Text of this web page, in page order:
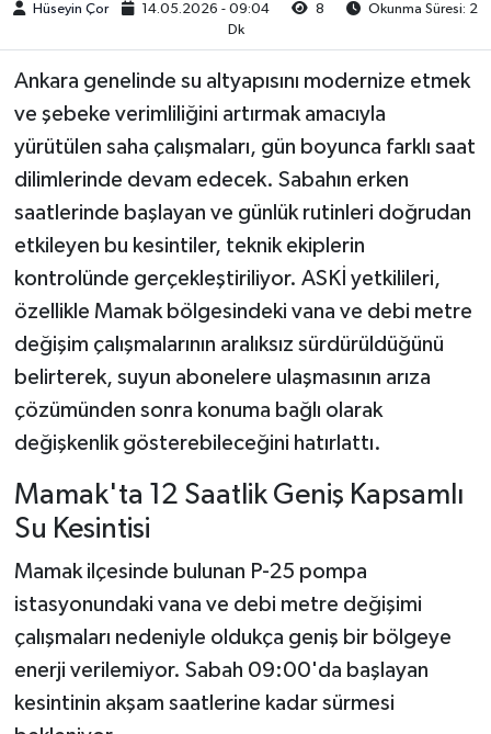
Hüseyin Çor 14.05.2026 - 09:04 8
Okunma Süresi: 2
Dk
Ankara genelinde su altyapısını modernize etmek
ve şebeke verimliliğini artırmak amacıyla
yürütülen saha çalışmaları, gün boyunca farklı saat
dilimlerinde devam edecek. Sabahın erken
saatlerinde başlayan ve günlük rutinleri doğrudan
etkileyen bu kesintiler, teknik ekiplerin
kontrolünde gerçekleştiriliyor. ASKİ yetkilileri,
özellikle Mamak bölgesindeki vana ve debi metre
değişim çalışmalarının aralıksız sürdürüldüğünü
belirterek, suyun abonelere ulaşmasının arıza
çözümünden sonra konuma bağlı olarak
değişkenlik gösterebileceğini hatırlattı.
Mamak'ta 12 Saatlik Geniş Kapsamlı
Su Kesintisi
Mamak ilçesinde bulunan P-25 pompa
istasyonundaki vana ve debi metre değişimi
çalışmaları nedeniyle oldukça geniş bir bölgeye
enerji verilemiyor. Sabah 09:00'da başlayan
kesintinin akşam saatlerine kadar sürmesi